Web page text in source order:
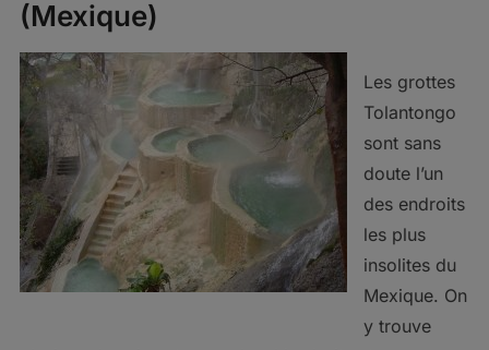
(Mexique)
Les grottes
Tolantongo
sont sans
doute l’un
des endroits
les plus
insolites du
Mexique. On
y trouve